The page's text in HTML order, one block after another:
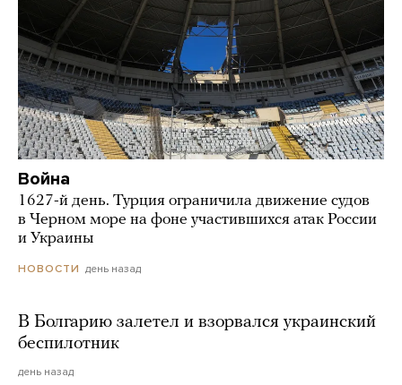
Война
1627-й день. Турция ограничила движение судов
в Черном море на фоне участившихся атак России
и Украины
НОВОСТИ день назад
В Болгарию залетел и взорвался украинский
беспилотник
день назад